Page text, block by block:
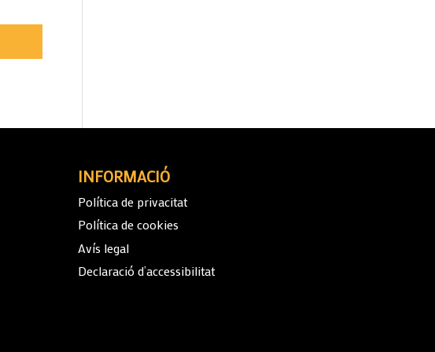
INFORMACIÓ
Política de privacitat
Política de cookies
Avís legal
Declaració d’accessibilitat